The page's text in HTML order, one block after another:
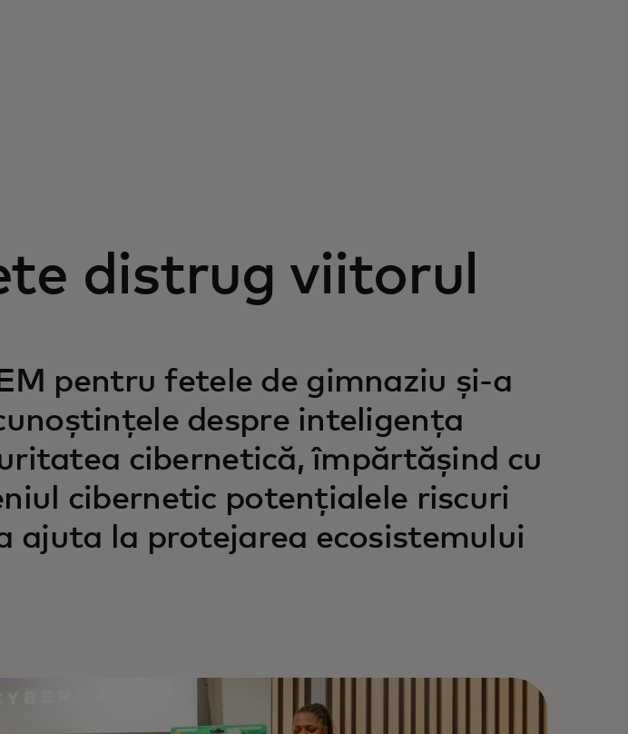
distrug viitorul
pentru fetele de gimnaziu și-a
despre inteligența
cibernetică, împărtășind cu
cibernetic potențialele riscuri
ajuta la protejarea ecosistemului